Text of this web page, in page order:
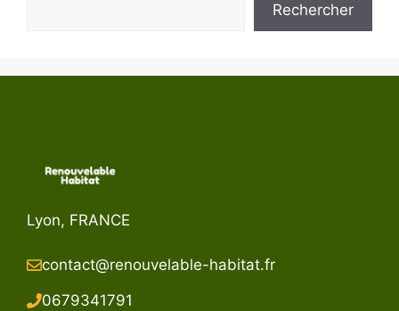
Rechercher
Lyon, FRANCE
contact@renouvelable-habitat.fr
0679341791